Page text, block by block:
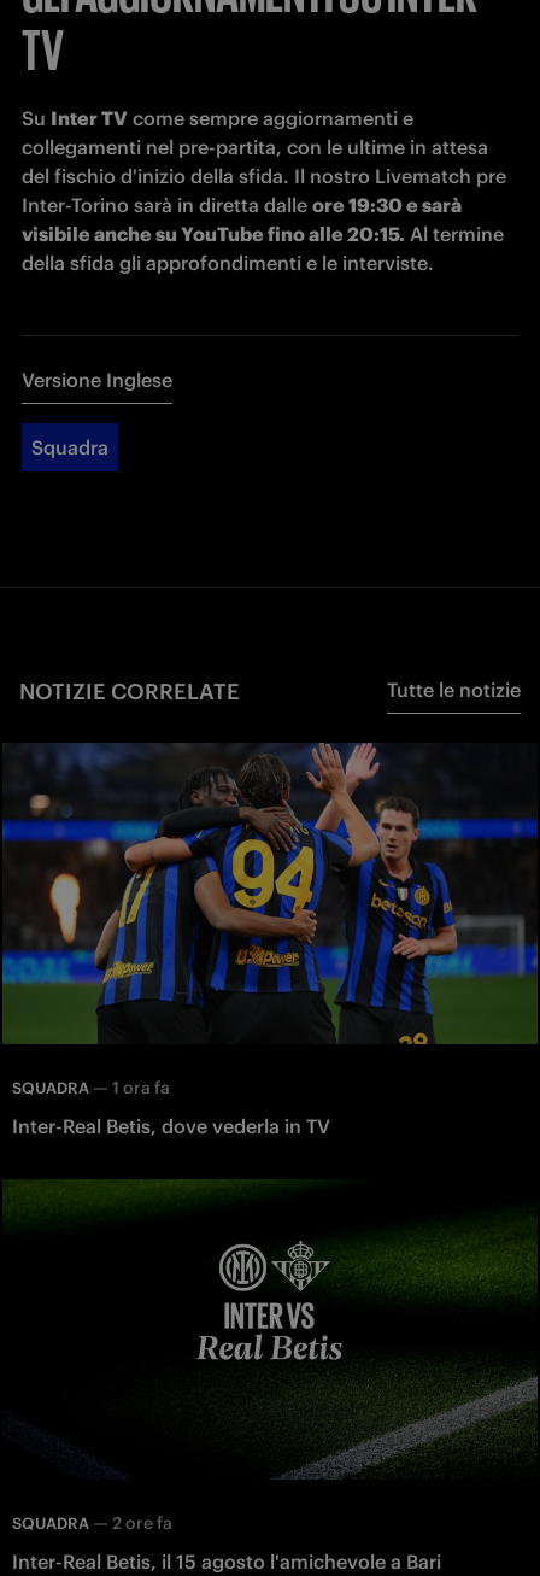
TV
Su Inter TV come sempre aggiornamenti e
collegamenti nel pre-partita, con le ultime in attesa
del fischio d'inizio della sfida. Il nostro Livematch pre
Inter-Torino sarà in diretta dalle ore 19:30 e sarà
visibile anche su YouTube fino alle 20:15. Al termine
della sfida gli approfondimenti e le interviste.
Versione Inglese
Squadra
NOTIZIE CORRELATE Tutte le notizie
SQUADRA — 1 ora fa
Inter-Real Betis, dove vederla in TV
SQUADRA — 2 ore fa
Inter-Real Betis, il 15 agosto l'amichevole a Bari